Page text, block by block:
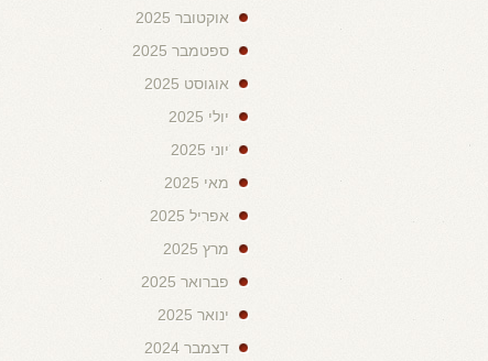
אוקטובר 2025
ספטמבר 2025
אוגוסט 2025
יולי 2025
יוני 2025
מאי 2025
אפריל 2025
מרץ 2025
פברואר 2025
ינואר 2025
דצמבר 2024